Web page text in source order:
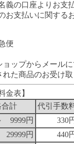
義の口座よりお支
お支払いに関する
便
ップからメール
た商品のお受け
金表】
計
代引手数
9999円
330
円
440